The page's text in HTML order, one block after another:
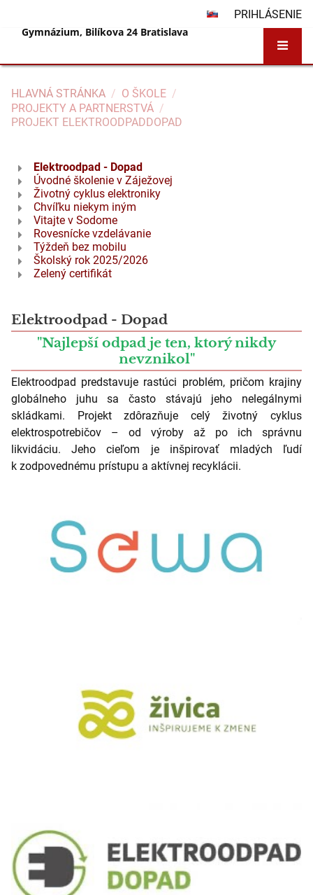
PRIHLÁSENIE
Gymnázium, Bilíkova 24 Bratislava
HLAVNÁ STRÁNKA / O ŠKOLE /
PROJEKTY A PARTNERSTVÁ /
PROJEKT ELEKTROODPADDOPAD
ElektroodpadDopad
Elektroodpad - Dopad
Úvodné školenie v Záježovej
Životný cyklus elektroniky
Chvíľku niekym iným
Vitajte v Sodome
Rovesnícke vzdelávanie
Týždeň bez mobilu
Školský rok 2025/2026
Zelený certifikát
Elektroodpad - Dopad
"Najlepší odpad je ten, ktorý nikdy
nevznikol"
Elektroodpad predstavuje rastúci problém, pričom krajiny
globálneho juhu sa často stávajú jeho nelegálnymi
skládkami. Projekt zdôrazňuje celý životný cyklus
elektrospotrebičov – od výroby až po ich správnu
likvidáciu. Jeho cieľom je inšpirovať mladých ľudí
k zodpovednému prístupu a aktívnej recyklácii.